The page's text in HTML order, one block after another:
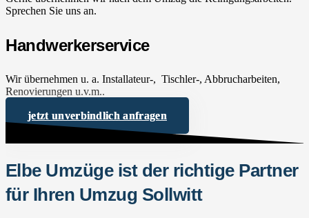
Sprechen Sie uns an.
Handwerkerservice
Wir übernehmen u. a. Installateur-, Tischler-, Abbrucharbeiten,
Renovierungen u.v.m..
jetzt unverbindlich anfragen
Elbe Umzüge ist der richtige Partner
für Ihren Umzug Sollwitt